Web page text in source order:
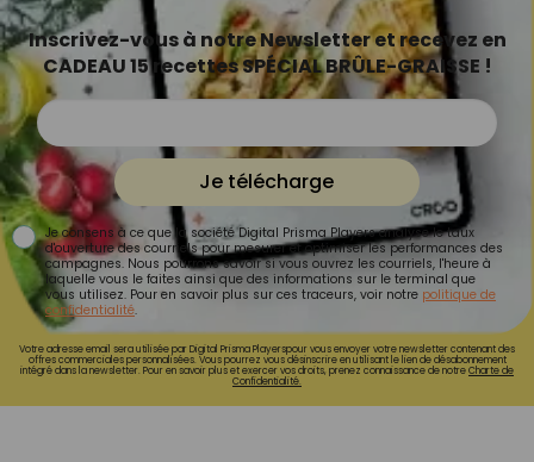
Inscrivez-vous à notre Newsletter et recevez en
CADEAU 15 recettes SPÉCIAL BRÛLE-GRAISSE !
Je télécharge
Je consens à ce que la société Digital Prisma Players analyse le taux
d'ouverture des courriels pour mesurer et optimiser les performances des
campagnes. Nous pourrons savoir si vous ouvrez les courriels, l'heure à
laquelle vous le faites ainsi que des informations sur le terminal que
vous utilisez. Pour en savoir plus sur ces traceurs, voir notre politique de
confidentialité.
Votre adresse email sera utilisée par Digital Prisma Playerspour vous envoyer votre newsletter contenant des
offres commerciales personnalisées. Vous pourrez vous désinscrire en utilisant le lien de désabonnement
intégré dans la newsletter. Pour en savoir plus et exercer vos droits, prenez connaissance de notreCharte de
Confidentialité.